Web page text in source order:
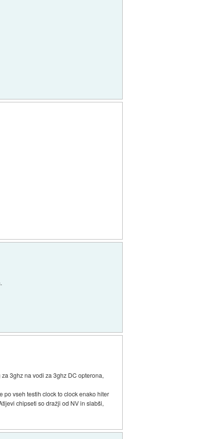
3ghz na vodi za 3ghz DC opterona,
po vseh testih clock to clock enako hiter
chipseti so dražji od NV in slabši,